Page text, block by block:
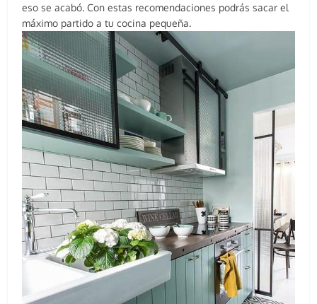
eso se acabó. Con estas recomendaciones podrás sacar el
máximo partido a tu cocina pequeña.